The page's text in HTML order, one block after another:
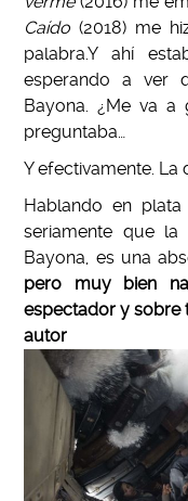
Caído (2018) me
palabra.Y ahí
esperando a ver
Bayona. ¿Me va a
preguntaba…
Y efectivamente.
Hablando en
seriamente que la
Bayona, es una
pero muy bien
espectador y sobre
autor